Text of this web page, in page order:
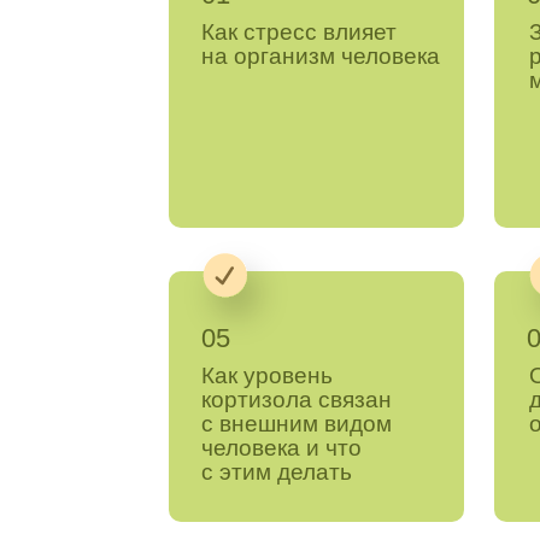
Как уровень
кортизола связан
с внешним видом
человека и что
с этим делать
05
Как стресс влияет
на организм человека